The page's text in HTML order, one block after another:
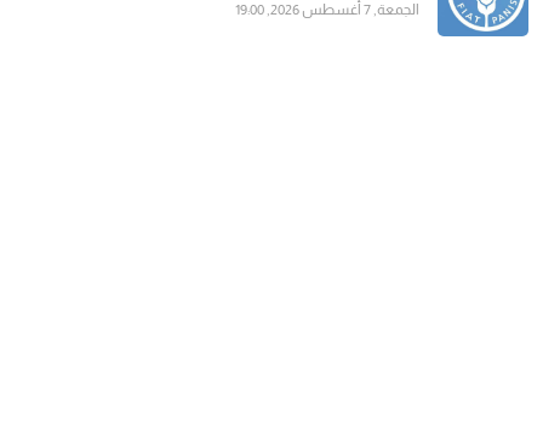
الجمعة, 7 أغسطس 2026, 19:00